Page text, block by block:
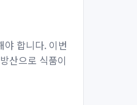
합니다. 이번
산으로 식품이